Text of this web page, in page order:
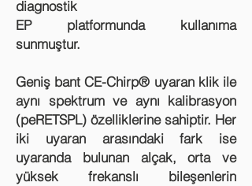
diagnostik
EP platformunda kullanıma
sunmuştur.
Geniş bant CE-Chirp® uyaran klik ile
aynı spektrum ve aynı kalibrasyon
(peRETSPL) özelliklerine sahiptir. Her
iki uyaran arasındaki fark ise
uyaranda bulunan alçak, orta ve
yüksek frekanslı bileşenlerin